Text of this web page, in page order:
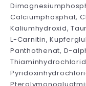
Calciumphosphat,
Kaliumhydroxid,
L-Carnitin,
Panthothenat, D-